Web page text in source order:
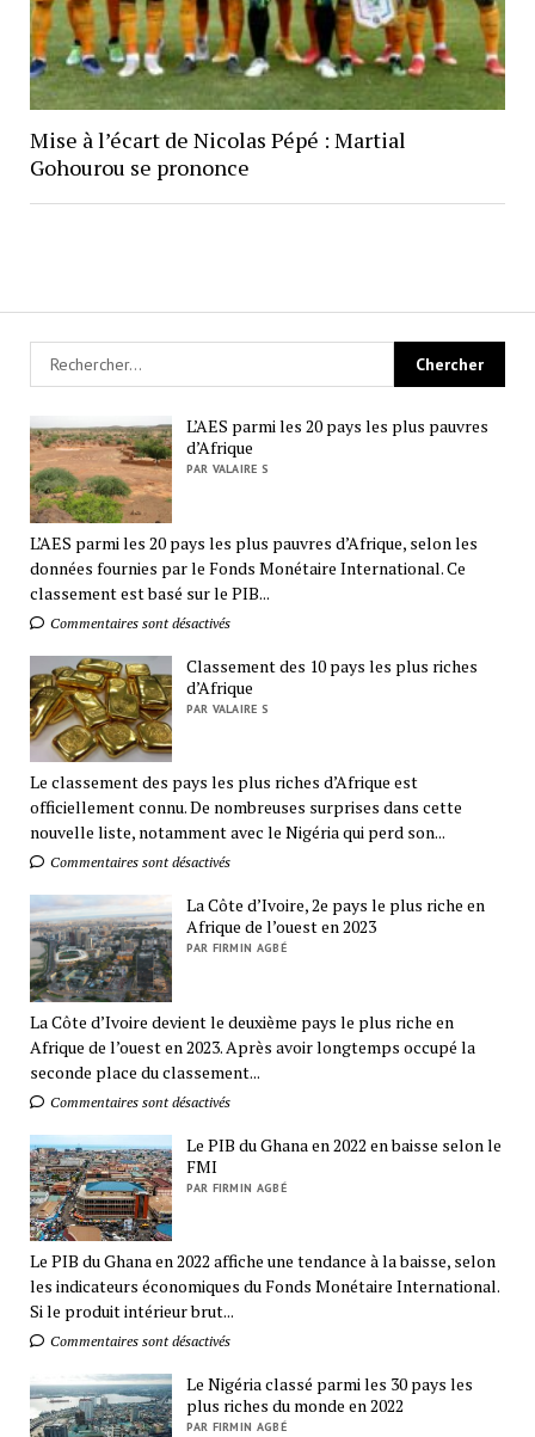
Mise à l’écart de Nicolas Pépé : Martial
Gohourou se prononce
L’AES parmi les 20 pays les plus pauvres
d’Afrique
PAR VALAIRE S
L’AES parmi les 20 pays les plus pauvres d’Afrique, selon les
données fournies par le Fonds Monétaire International. Ce
classement est basé sur le PIB...
Commentaires sont désactivés
Classement des 10 pays les plus riches
d’Afrique
PAR VALAIRE S
Le classement des pays les plus riches d’Afrique est
officiellement connu. De nombreuses surprises dans cette
nouvelle liste, notamment avec le Nigéria qui perd son...
Commentaires sont désactivés
La Côte d’Ivoire, 2e pays le plus riche en
Afrique de l’ouest en 2023
PAR FIRMIN AGBÉ
La Côte d’Ivoire devient le deuxième pays le plus riche en
Afrique de l’ouest en 2023. Après avoir longtemps occupé la
seconde place du classement...
Commentaires sont désactivés
Le PIB du Ghana en 2022 en baisse selon le
FMI
PAR FIRMIN AGBÉ
Le PIB du Ghana en 2022 affiche une tendance à la baisse, selon
les indicateurs économiques du Fonds Monétaire International.
Si le produit intérieur brut...
Commentaires sont désactivés
Le Nigéria classé parmi les 30 pays les
plus riches du monde en 2022
PAR FIRMIN AGBÉ